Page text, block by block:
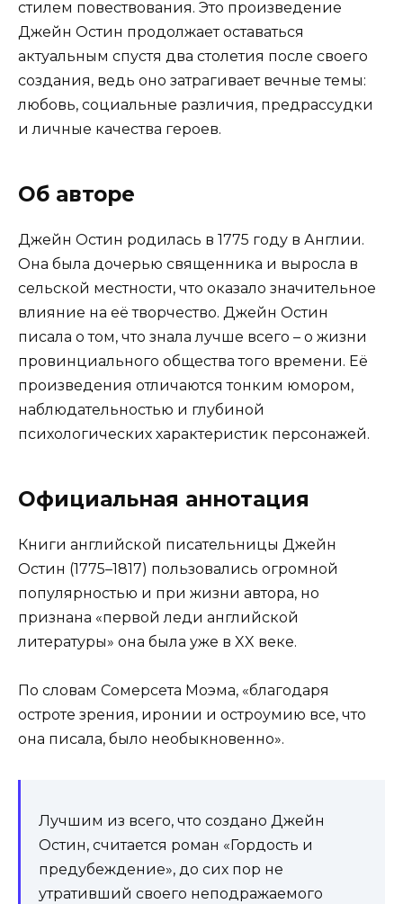
стилем повествования. Это произведение
Джейн Остин продолжает оставаться
актуальным спустя два столетия после своего
создания, ведь оно затрагивает вечные темы:
любовь, социальные различия, предрассудки
и личные качества героев.
Об авторе
Джейн Остин родилась в 1775 году в Англии.
Она была дочерью священника и выросла в
сельской местности, что оказало значительное
влияние на её творчество. Джейн Остин
писала о том, что знала лучше всего – о жизни
провинциального общества того времени. Её
произведения отличаются тонким юмором,
наблюдательностью и глубиной
психологических характеристик персонажей.
Официальная аннотация
Книги английской писательницы Джейн
Остин (1775–1817) пользовались огромной
популярностью и при жизни автора, но
признана «первой леди английской
литературы» она была уже в XX веке.
По словам Сомерсета Моэма, «благодаря
остроте зрения, иронии и остроумию все, что
она писала, было необыкновенно».
Лучшим из всего, что создано Джейн
Остин, считается роман «Гордость и
предубеждение», до сих пор не
утративший своего неподражаемого